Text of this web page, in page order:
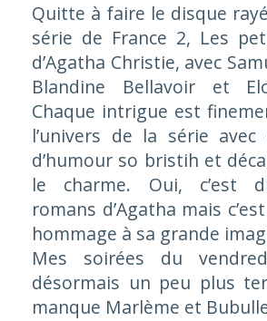
Quitte à faire le disque
série de France 2, Les
d’Agatha Christie, avec
Blandine Bellavoir et
Chaque intrigue est
l’univers de la série
d’humour so bristih et
le charme. Oui, c’est
romans d’Agatha mais
hommage à sa grande
Mes soirées du
désormais un peu plus
manque Marlème et